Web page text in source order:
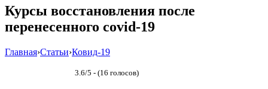
Курсы восстановления после
перенесенного covid-19
Главная›Статьи›Ковид-19
3.6/5 - (16 голосов)